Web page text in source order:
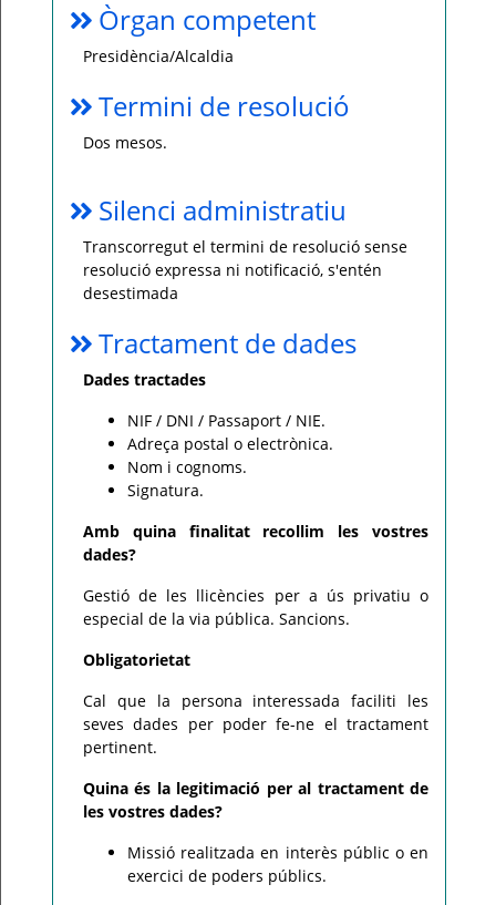
Òrgan competent
Presidència/Alcaldia
Termini de resolució
Dos mesos.
Silenci administratiu
Transcorregut el termini de resolució sense
resolució expressa ni notificació, s'entén
desestimada
Tractament de dades
Dades tractades
NIF / DNI / Passaport / NIE.
Adreça postal o electrònica.
Nom i cognoms.
Signatura.
Amb quina finalitat recollim les vostres
dades?
Gestió de les llicències per a ús privatiu o
especial de la via pública. Sancions.
Obligatorietat
Cal que la persona interessada faciliti les
seves dades per poder fe-ne el tractament
pertinent.
Quina és la legitimació per al tractament de
les vostres dades?
Missió realitzada en interès públic o en
exercici de poders públics.